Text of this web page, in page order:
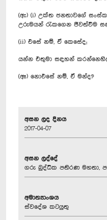
(ඇ) (i) උක්ත ජනතාවගේ
උරුමයන් රැකගෙන ජීවත්වීම
(ii) එසේ නම්, ඒ කෙසේද;
යන්න එතුමා සඳහන්
(ඈ) නොඑසේ නම්, ඒ මන්ද?
අසන ලද දිනය
2017-04-07
අසන ලද්දේ
ගරු බුද්ධික පතිරණ මහතා,
අමාත්‍යාංශය
ස්වදේශ කටයුතු